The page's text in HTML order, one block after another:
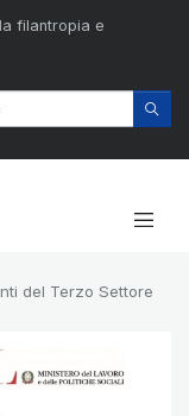
filantropia e
del Terzo Settore